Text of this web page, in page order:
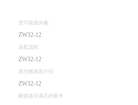
您可能感兴趣：
ZW32-12
装配流程
ZW32-12
真空断路器介绍
ZW32-12
断路器应满足的要求